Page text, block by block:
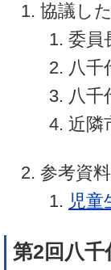
協議し
委員
八千
八千
近隣
参考資料
児童
第2回八千